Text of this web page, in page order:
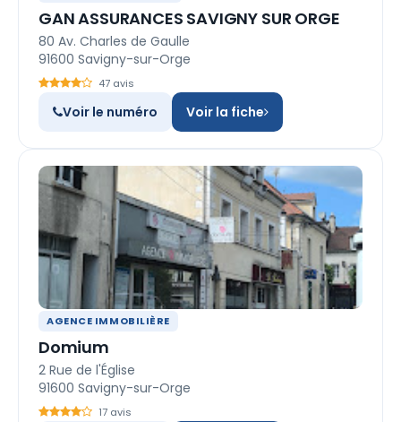
GAN ASSURANCES SAVIGNY SUR ORGE
80 Av. Charles de Gaulle
91600 Savigny-sur-Orge
47 avis
Voir le numéro Voir la fiche
AGENCE IMMOBILIÈRE
Domium
2 Rue de l'Église
91600 Savigny-sur-Orge
17 avis